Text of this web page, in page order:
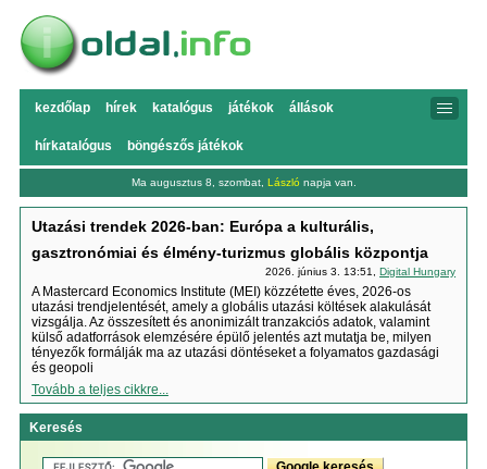
kezdőlap hírek katalógus játékok állások
hírkatalógus böngészős játékok
Ma augusztus 8, szombat, László napja van.
Utazási trendek 2026-ban: Európa a kulturális,
gasztronómiai és élmény-turizmus globális központja
2026. június 3. 13:51,Digital Hungary
A Mastercard Economics Institute (MEI) közzétette éves, 2026-os
utazási trendjelentését, amely a globális utazási költések alakulását
vizsgálja. Az összesített és anonimizált tranzakciós adatok, valamint
külső adatforrások elemzésére épülő jelentés azt mutatja be, milyen
tényezők formálják ma az utazási döntéseket a folyamatos gazdasági
és geopoli
Tovább a teljes cikkre...
Keresés